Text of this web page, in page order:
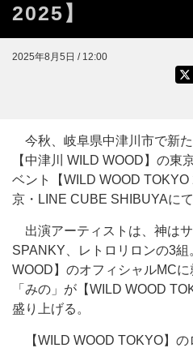
2025】
2025年8月5日 / 12:00
今秋、岐阜県中津川市で新
【中津川 WILD WOOD】の東
ベント【WILD WOOD
京・LINE CUBE SHIBUYAにて
出演アーティストは、神は
SPANKY、レトロリロンの3
WOOD】のオフィシャルMC
「みの」が【WILD WOOD
盛り上げる。
【WILD WOOD TOKYO】の